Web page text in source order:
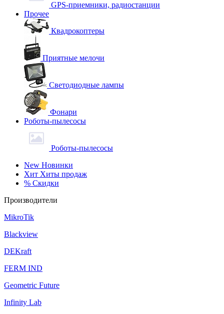
GPS-приемники, радиостанции
Прочее
Квадрокоптеры
Приятные мелочи
Светодиодные лампы
Фонари
Роботы-пылесосы
Роботы-пылесосы
New Новинки
Хит Хиты продаж
% Скидки
Производители
MikroTik
Blackview
DEKraft
FERM IND
Geometric Future
Infinity Lab